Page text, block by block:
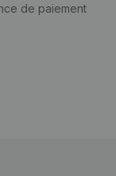
de paiement